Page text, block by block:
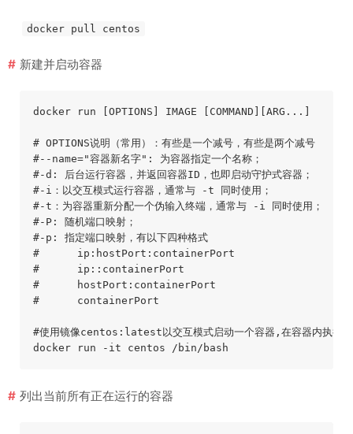
docker pull centos
新建并启动容器
docker run [ OPTIONS ] IMAGE [ COMMAND ARG...
# OPTIONS说明（常用）：有些是一个减号，有些是两个减号
#--name="容器新名字": 为容器指定一个名称；
#-d: 后台运行容器，并返回容器ID，也即启动守护式容器；
#-i：以交互模式运行容器，通常与 -t 同时使用；
#-t：为容器重新分配一个伪输入终端，通常与 -i 同时使用；
#-P: 随机端口映射；
#-p: 指定端口映射，有以下四种格式
#      ip:hostPort:containerPort
#      ip::containerPort
#      hostPort:containerPort
#      containerPort
#使用镜像centos:latest以交互模式启动一个容器,在容器内执行
列出当前所有正在运行的容器